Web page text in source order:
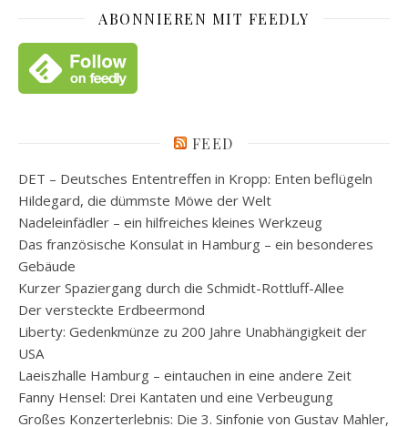
ABONNIEREN MIT FEEDLY
FEED
DET – Deutsches Ententreffen in Kropp: Enten beflügeln
Hildegard, die dümmste Möwe der Welt
Nadeleinfädler – ein hilfreiches kleines Werkzeug
Das französische Konsulat in Hamburg – ein besonderes
Gebäude
Kurzer Spaziergang durch die Schmidt-Rottluff-Allee
Der versteckte Erdbeermond
Liberty: Gedenkmünze zu 200 Jahre Unabhängigkeit der
USA
Laeiszhalle Hamburg – eintauchen in eine andere Zeit
Fanny Hensel: Drei Kantaten und eine Verbeugung
Großes Konzerterlebnis: Die 3. Sinfonie von Gustav Mahler,